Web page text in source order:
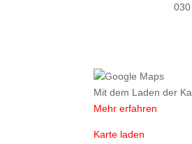
Mit dem Laden der
Mehr erfahren
Karte laden